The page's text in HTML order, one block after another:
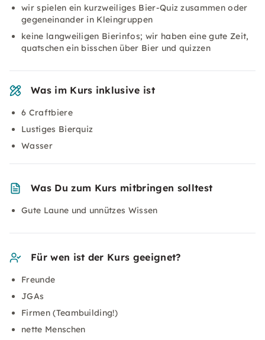
wir spielen ein kurzweiliges Bier-Quiz zusammen oder
gegeneinander in Kleingruppen
keine langweiligen Bierinfos; wir haben eine gute Zeit,
quatschen ein bisschen über Bier und quizzen
Was im Kurs inklusive ist
6 Craftbiere
Lustiges Bierquiz
Wasser
Was Du zum Kurs mitbringen solltest
Gute Laune und unnützes Wissen
Für wen ist der Kurs geeignet?
Freunde
JGAs
Firmen (Teambuilding!)
nette Menschen